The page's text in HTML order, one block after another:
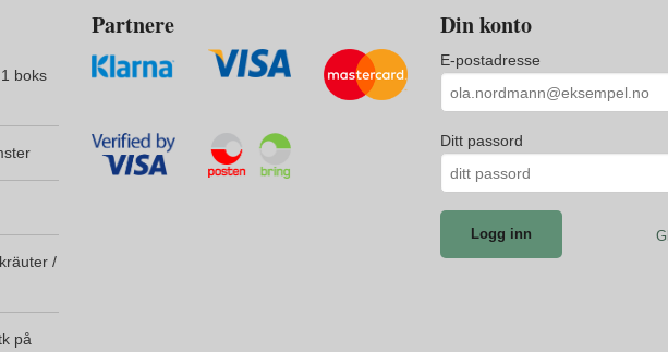
boks
/
på
Partnere Din konto
E-postadresse
Ditt passord